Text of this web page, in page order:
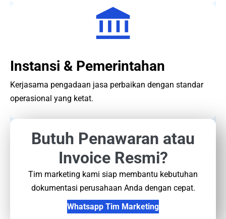
Instansi & Pemerintahan
Kerjasama pengadaan jasa perbaikan dengan standar
operasional yang ketat.
Butuh Penawaran atau
Invoice Resmi?
Tim marketing kami siap membantu kebutuhan
dokumentasi perusahaan Anda dengan cepat.
Whatsapp Tim Marketing